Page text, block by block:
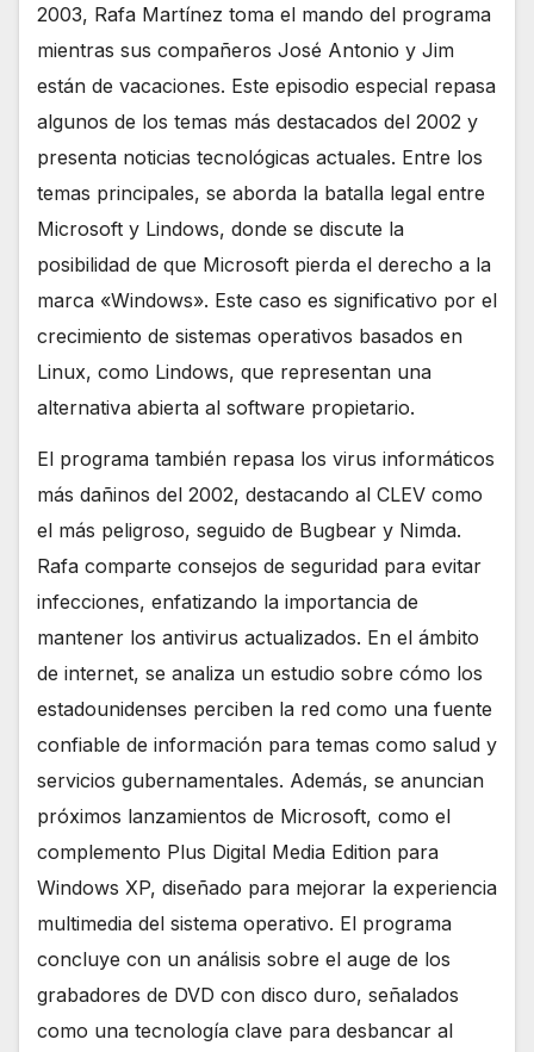
2003, Rafa Martínez toma el mando del programa
mientras sus compañeros José Antonio y Jim
están de vacaciones. Este episodio especial repasa
algunos de los temas más destacados del 2002 y
presenta noticias tecnológicas actuales. Entre los
temas principales, se aborda la batalla legal entre
Microsoft y Lindows, donde se discute la
posibilidad de que Microsoft pierda el derecho a la
marca «Windows». Este caso es significativo por el
crecimiento de sistemas operativos basados en
Linux, como Lindows, que representan una
alternativa abierta al software propietario.
El programa también repasa los virus informáticos
más dañinos del 2002, destacando al CLEV como
el más peligroso, seguido de Bugbear y Nimda.
Rafa comparte consejos de seguridad para evitar
infecciones, enfatizando la importancia de
mantener los antivirus actualizados. En el ámbito
de internet, se analiza un estudio sobre cómo los
estadounidenses perciben la red como una fuente
confiable de información para temas como salud y
servicios gubernamentales. Además, se anuncian
próximos lanzamientos de Microsoft, como el
complemento Plus Digital Media Edition para
Windows XP, diseñado para mejorar la experiencia
multimedia del sistema operativo. El programa
concluye con un análisis sobre el auge de los
grabadores de DVD con disco duro, señalados
como una tecnología clave para desbancar al